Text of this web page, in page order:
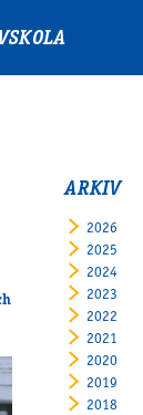
ARKIV
2026
2025
2024
2023
2022
2021
2020
2019
2018